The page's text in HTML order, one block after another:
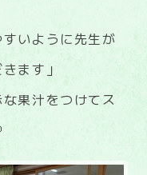
いように先生が
ます」
果汁をつけてス